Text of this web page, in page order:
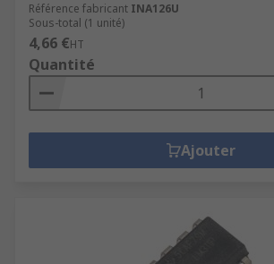
Référence fabricant INA126U
Sous-total (1 unité)
4,66 €HT
Quantité
Ajouter